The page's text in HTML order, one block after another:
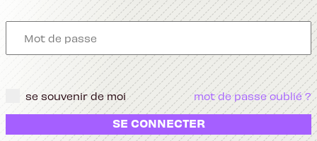
se souvenir de moi mot de passe oublié ?
SE CONNECTER